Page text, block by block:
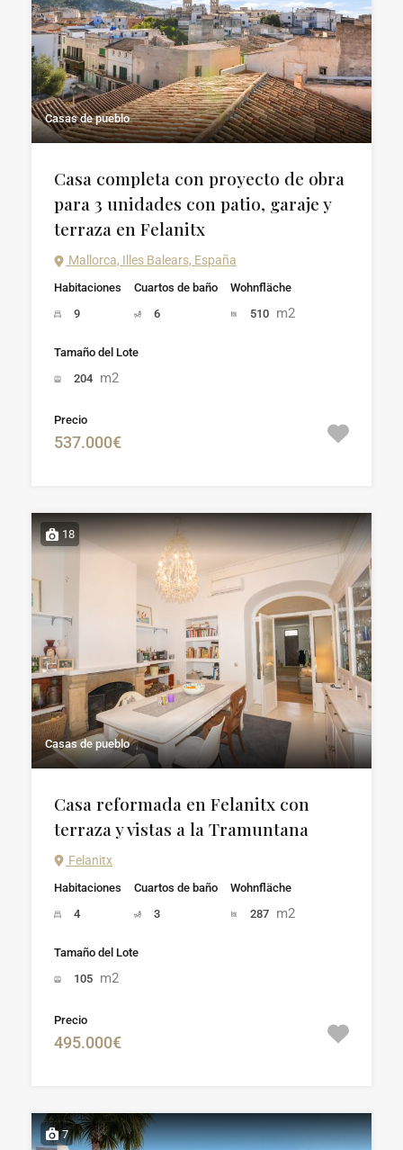
Casas de pueblo
Casa completa con proyecto de obra
para 3 unidades con patio, garaje y
terraza en Felanitx
Mallorca, Illes Balears, España
Habitaciones
9
Cuartos de baño
6
Wohnfläche
510 m2
Tamaño del Lote
204 m2
Precio
537.000€
18
Casas de pueblo
Casa reformada en Felanitx con
terraza y vistas a la Tramuntana
Felanitx
Habitaciones
4
Cuartos de baño
3
Wohnfläche
287 m2
Tamaño del Lote
105 m2
Precio
495.000€
7